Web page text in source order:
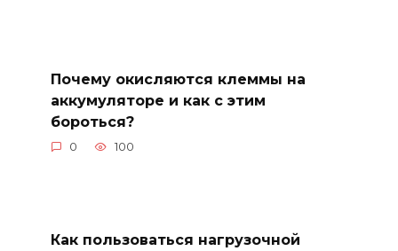
Почему окисляются клеммы на
аккумуляторе и как с этим
бороться?
0 100
Как пользоваться нагрузочной